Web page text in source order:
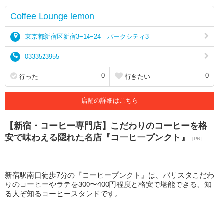
Coffee Lounge lemon
東京都新宿区新宿3−14−24 パークシティ3
0333523955
行った 0 行きたい 0
店舗の詳細はこちら
【新宿・コーヒー専門店】こだわりのコーヒーを格
安で味わえる隠れた名店『コーヒープンクト』
[PR]
新宿駅南口徒歩7分の『コーヒープンクト』は、バリスタこだわ
りのコーヒーやラテを300〜400円程度と格安で堪能できる、知
る人ぞ知るコーヒースタンドです。